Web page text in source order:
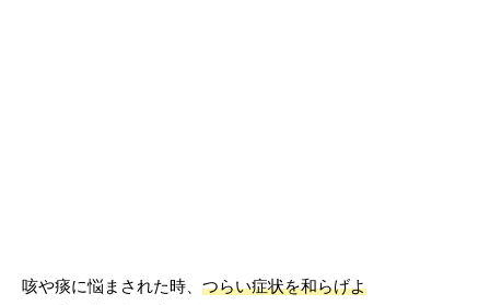
咳や痰に悩まされた時、つらい症状を和らげよ